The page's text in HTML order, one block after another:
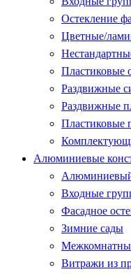
Остекление
Цветные/
Пластиковые
Раздвижные
Раздвижные
Пластиковые
Алюминиевые
Алюминиевый
Входные
Фасадное
Зимние сады
Витражи из